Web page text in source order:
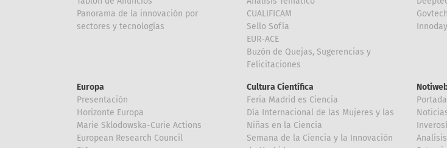
Panorama de la innovación por
sectores y tecnologías
CUALIFICAM
Sello Sofía
EUR-ACE
Buzón de Quejas, Sugerencias y
Felicitaciones
Europa
Presentación
Horizonte Europa
Marie Sklodowska-Curie Actions
European Research Council
Cultura Científica
Feria Madrid es Ciencia
Día Internacional de las Mujeres y las
Niñas en la Ciencia
Semana de la Ciencia y la Innovación
Portada
Analisis